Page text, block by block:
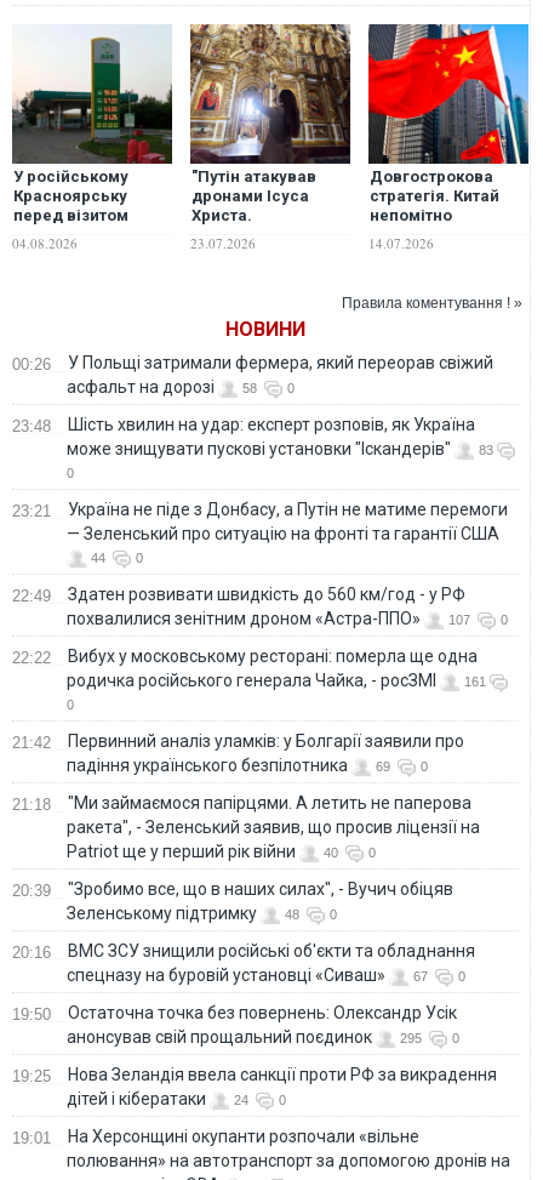
У російському
Красноярську
перед візитом
ціни на бензин
04.08.2026
"Путін атакував
дронами Ісуса
Христа.
і Росія не хочуть,
23.07.2026
Довгострокова
стратегія. Китай
непомітно
відносини
керуватимуть РФ
14.07.2026
Правила коментування ! »
НОВИНИ
00:26
У Польщі затримали фермера, який переорав свіжий
асфальт на дорозі
58 0
23:48
Шість хвилин на удар: експерт розповів, як Україна
може знищувати пускові установки "Іскандерів"
83
0
23:21
Україна не піде з Донбасу, а Путін не матиме перемоги
— Зеленський про ситуацію на фронті та гарантії США
44 0
22:49
Здатен розвивати швидкість до 560 км/год - у РФ
похвалилися зенітним дроном «Астра-ППО»
107 0
22:22
Вибух у московському ресторані: померла ще одна
родичка російського генерала Чайка, - росЗМІ
161
0
21:42
Первинний аналіз уламків: у Болгарії заявили про
падіння українського безпілотника
69 0
21:18
"Ми займаємося папірцями. А летить не паперова
ракета", - Зеленський заявив, що просив ліцензії на
Patriot ще у перший рік війни
40 0
20:39
"Зробимо все, що в наших силах", - Вучич обіцяв
Зеленському підтримку
48 0
20:16
ВМС ЗСУ знищили російські об'єкти та обладнання
спецназу на буровій установці «Сиваш»
67 0
19:50
Остаточна точка без повернень: Олександр Усік
анонсував свій прощальний поєдинок
295 0
19:25
Нова Зеландія ввела санкції проти РФ за викрадення
дітей і кібератаки
24 0
19:01
На Херсонщині окупанти розпочали «вільне
полювання» на автотранспорт за допомогою дронів на